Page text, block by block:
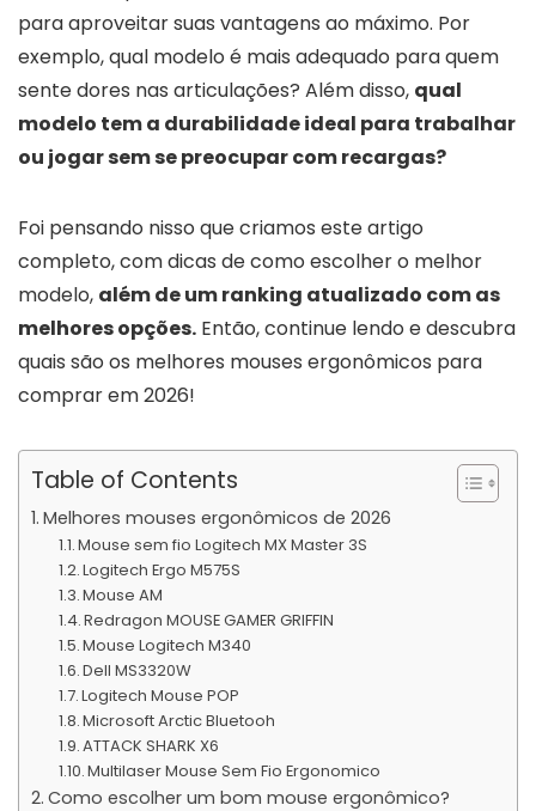
para aproveitar suas vantagens ao máximo. Por
exemplo, qual modelo é mais adequado para quem
sente dores nas articulações? Além disso, qual
modelo tem a durabilidade ideal para trabalhar
ou jogar sem se preocupar com recargas?
Foi pensando nisso que criamos este artigo
completo, com dicas de como escolher o melhor
modelo, além de um ranking atualizado com as
melhores opções. Então, continue lendo e descubra
quais são os melhores mouses ergonômicos para
comprar em 2026!
Table of Contents
Melhores mouses ergonômicos de 2026
Mouse sem fio Logitech MX Master 3S
Logitech Ergo M575S
Mouse AM
Redragon MOUSE GAMER GRIFFIN
Mouse Logitech M340
Dell MS3320W
Logitech Mouse POP
Microsoft Arctic Bluetooh
ATTACK SHARK X6
Multilaser Mouse Sem Fio Ergonomico
Como escolher um bom mouse ergonômico?